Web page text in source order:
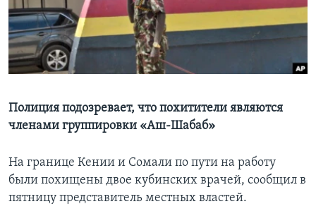
Learning English
СОЦИАЛЬНЫЕ СЕТИ
Языки
Полиция подозревает, что похитители являются
членами группировки «Аш-Шабаб»
На границе Кении и Сомали по пути на работу
были похищены двое кубинских врачей, сообщил в
пятницу представитель местных властей.